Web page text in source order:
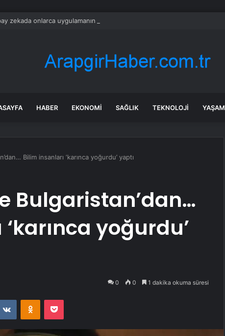
zekada onlarca uygulamanın yerini tek asistan alabilir
HABER EKONOMI SAĞLIK TEKNOLOJI YAŞAM
Bilim insanları ‘karınca yoğurdu’ yaptı
Bulgaristan’dan…
yoğurdu’
0 0 1 dakika okuma süresi
VKontakteOdnoklassniki
Pocket